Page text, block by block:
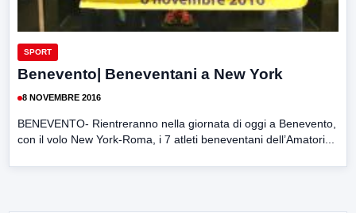
SPORT
Benevento| Beneventani a New York
8 NOVEMBRE 2016
BENEVENTO- Rientreranno nella giornata di oggi a Benevento,
con il volo New York-Roma, i 7 atleti beneventani dell’Amatori...